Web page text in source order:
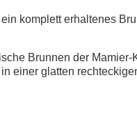
komplett erhaltenes
Brunnen der Mamier-
einer glatten